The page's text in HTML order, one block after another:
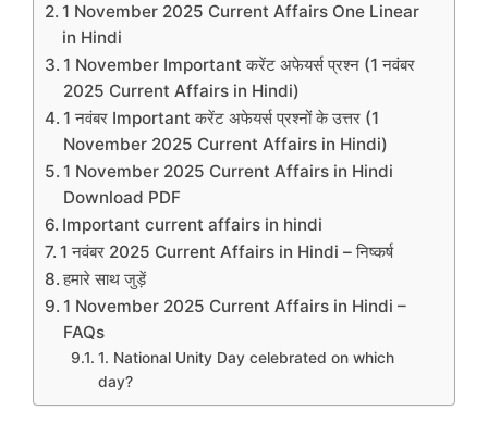
1 November 2025 Current Affairs One Linear
in Hindi
1 November Important करेंट अफेयर्स प्रश्न (1 नवंबर
2025 Current Affairs in Hindi)
1 नवंबर Important करेंट अफेयर्स प्रश्नों के उत्तर (1
November 2025 Current Affairs in Hindi)
1 November 2025 Current Affairs in Hindi
Download PDF
Important current affairs in hindi
1 नवंबर 2025 Current Affairs in Hindi – निष्कर्ष
हमारे साथ जुड़ें
1 November 2025 Current Affairs in Hindi –
FAQs
1. National Unity Day celebrated on which
day?